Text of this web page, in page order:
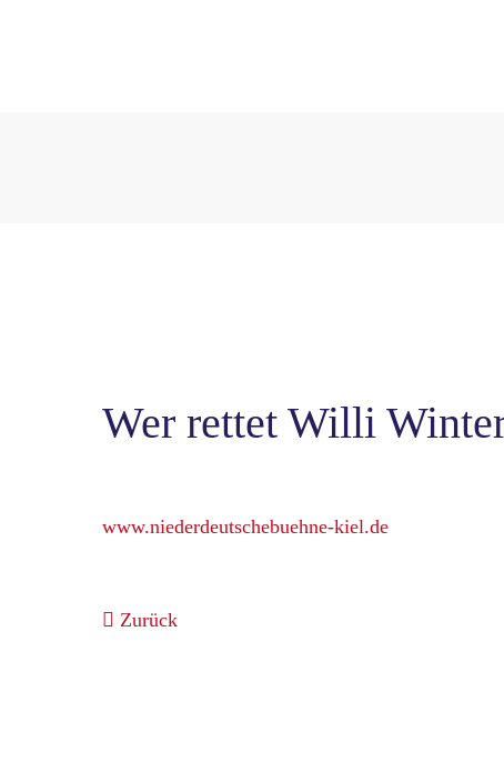
Wer rettet Willi
www.niederdeutschebuehne-kiel.de
Zurück